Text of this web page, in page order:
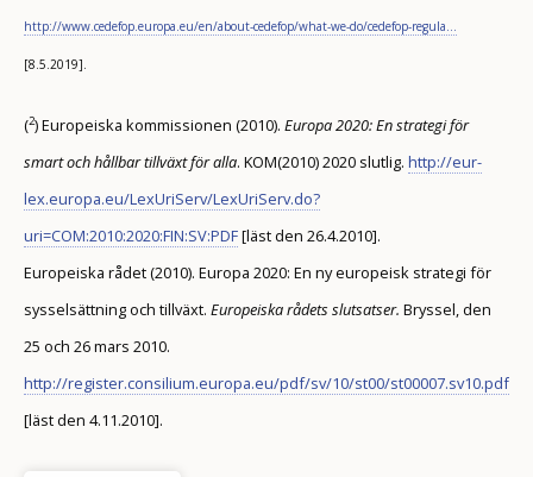
http://www.cedefop.europa.eu/en/about-cedefop/what-we-do/cedefop-regula…
[8.5.2019].
(2) Europeiska kommissionen (2010). Europa 2020: En strategi för
smart och hållbar tillväxt för alla. KOM(2010) 2020 slutlig. http://eur-
lex.europa.eu/LexUriServ/LexUriServ.do?
uri=COM:2010:2020:FIN:SV:PDF[läst den 26.4.2010].
Europeiska rådet (2010). Europa 2020: En ny europeisk strategi för
sysselsättning och tillväxt. Europeiska rådets slutsatser. Bryssel, den
25 och 26 mars 2010.
http://register.consilium.europa.eu/pdf/sv/10/st00/st00007.sv10.pdf
[läst den 4.11.2010].